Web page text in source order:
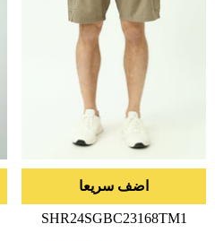
اضف سريعا
SHR24SGBC23168TM1